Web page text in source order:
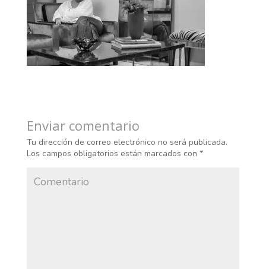
Enviar comentario
Tu dirección de correo electrónico no será publicada.
Los campos obligatorios están marcados con *